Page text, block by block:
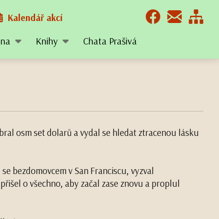
Kalendář akcí
Knihy Chata Prašivá
osm set dolarů a vydal se hledat ztracenou lásku
bezdomovcem v San Franciscu, vyzval
o všechno, aby začal zase znovu a proplul